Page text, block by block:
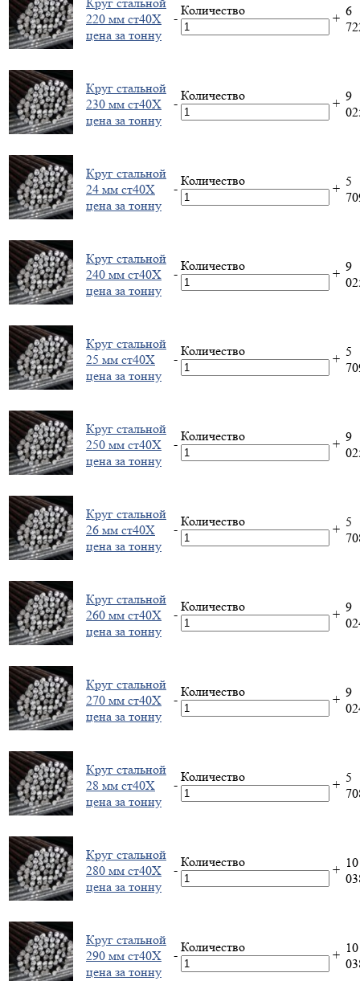
220 мм ст40Х
цена за тонну
-
Количество
+ 6
Круг стальной
230 мм ст40Х
цена за тонну
-
Количество
+ 9
Круг стальной
24 мм ст40Х
цена за тонну
-
Количество
+ 5
Круг стальной
240 мм ст40Х
цена за тонну
-
Количество
+ 9
Круг стальной
25 мм ст40Х
цена за тонну
-
Количество
+ 5
Круг стальной
250 мм ст40Х
цена за тонну
-
Количество
+ 9
Круг стальной
26 мм ст40Х
цена за тонну
-
Количество
+ 5
Круг стальной
260 мм ст40Х
цена за тонну
-
Количество
+ 9
Круг стальной
270 мм ст40Х
цена за тонну
-
Количество
+ 9
Круг стальной
28 мм ст40Х
цена за тонну
-
Количество
+ 5
Круг стальной
280 мм ст40Х
цена за тонну
-
Количество
+ 10
Круг стальной
290 мм ст40Х
цена за тонну
-
Количество
+ 10